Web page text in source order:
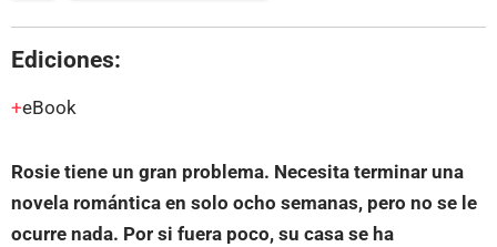
Ediciones:
eBook
Rosie tiene un gran problema. Necesita terminar una
novela romántica en solo ocho semanas, pero no se le
ocurre nada. Por si fuera poco, su casa se ha